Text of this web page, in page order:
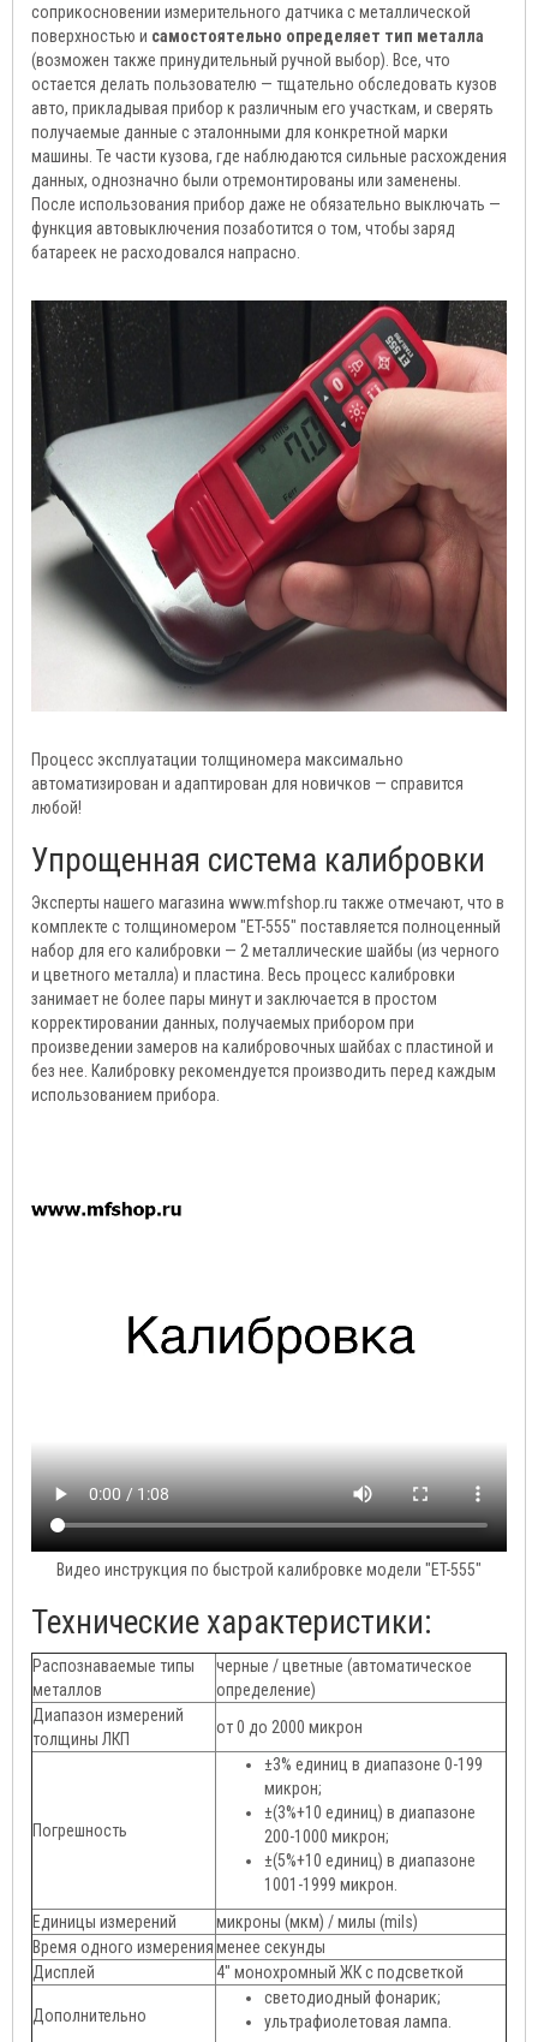
соприкосновении измерительного датчика с металлической
поверхностью и самостоятельно определяет тип металла
(возможен также принудительный ручной выбор). Все, что
остается делать пользователю — тщательно обследовать кузов
авто, прикладывая прибор к различным его участкам, и сверять
получаемые данные с эталонными для конкретной марки
машины. Те части кузова, где наблюдаются сильные расхождения
данных, однозначно были отремонтированы или заменены.
После использования прибор даже не обязательно выключать —
функция автовыключения позаботится о том, чтобы заряд
батареек не расходовался напрасно.
Процесс эксплуатации толщиномера максимально
автоматизирован и адаптирован для новичков — справится
любой!
Упрощенная система калибровки
Эксперты нашего магазина www.mfshop.ru также отмечают, что в
комплекте с толщиномером "ET-555" поставляется полноценный
набор для его калибровки — 2 металлические шайбы (из черного
и цветного металла) и пластина. Весь процесс калибровки
занимает не более пары минут и заключается в простом
корректировании данных, получаемых прибором при
произведении замеров на калибровочных шайбах с пластиной и
без нее. Калибровку рекомендуется производить перед каждым
использованием прибора.
Видео инструкция по быстрой калибровке модели "ET-555"
Технические характеристики:
Распознаваемые типы
металлов
черные / цветные (автоматическое
определение)
Диапазон измерений
толщины ЛКП
от 0 до 2000 микрон
Погрешность
±3% единиц в диапазоне 0-199
микрон;
±(3%+10 единиц) в диапазоне
200-1000 микрон;
±(5%+10 единиц) в диапазоне
1001-1999 микрон.
Единицы измерений
микроны (мкм) / милы (mils)
Время одного измеренияменее секунды
Дисплей
4" монохромный ЖК с подсветкой
Дополнительно
светодиодный фонарик;
ультрафиолетовая лампа.